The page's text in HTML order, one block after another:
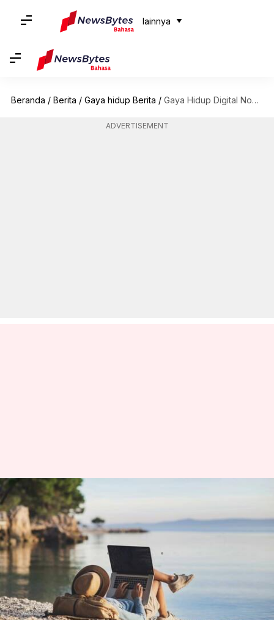
lainnya
Beranda / Berita / Gaya hidup Berita / Gaya Hidup Digital Nomad: Tips Bekerja Jarak Jauh dan Menjelajah
ADVERTISEMENT
Gaya Hidup Digital Nomad: Tips
Bekerja Jarak Jauh dan
Menjelajah
menulis Shubham Gupta Apr 13, 2023
Apa ceritanya
Gaya hidup digital nomad semakin populer di